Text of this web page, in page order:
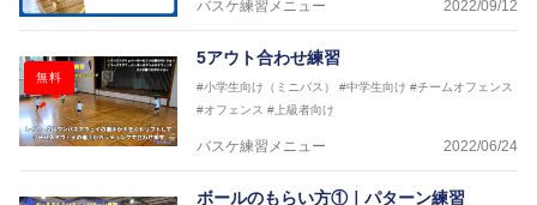
バスケ練習メニュー 2022/09/12
無料
5アウト合わせ練習
#小学生向け（ミニバス） #中学生向け #チームオフェンス
#オフェンス #上級者向け
バスケ練習メニュー 2022/06/24
ボールのもらい方①｜パターン練習